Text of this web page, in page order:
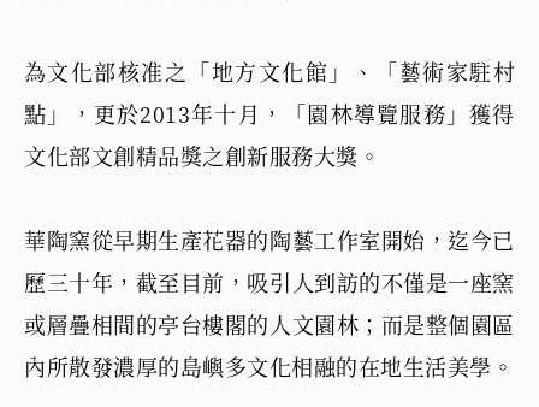
為文化部核准之「地方文化館」、「藝術家駐村
點」，更於2013年十月，「園林導覽服務」獲得
文化部文創精品獎之創新服務大獎。
華陶窯從早期生產花器的陶藝工作室開始，迄今已
歷三十年，截至目前，吸引人到訪的不僅是一座窯
或層疊相間的亭台樓閣的人文園林；而是整個園區
內所散發濃厚的島嶼多文化相融的在地生活美學。